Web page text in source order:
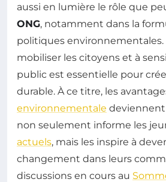
aussi en lumière le rôle que
ONG, notamment dans la
politiques environnementales.
mobiliser les citoyens et à
public est essentielle pour
durable. À ce titre, les
environnementale deviennent
non seulement informe les
actuels, mais les inspire à
changement dans leurs
discussions en cours au